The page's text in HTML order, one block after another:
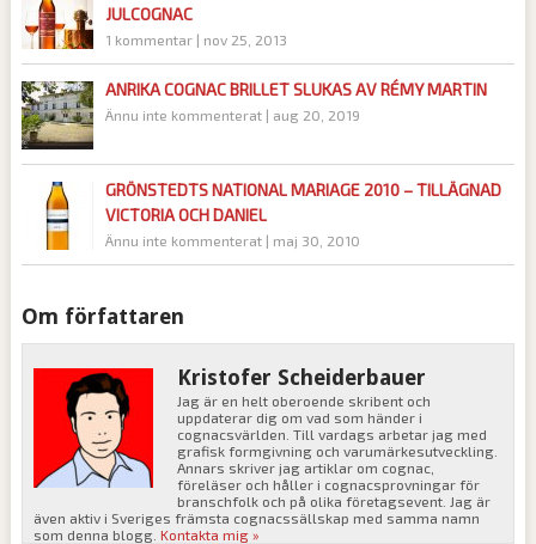
JULCOGNAC
1 kommentar| nov 25, 2013
ANRIKA COGNAC BRILLET SLUKAS AV RÉMY MARTIN
Ännu inte kommenterat| aug 20, 2019
GRÖNSTEDTS NATIONAL MARIAGE 2010 – TILLÄGNAD
VICTORIA OCH DANIEL
Ännu inte kommenterat| maj 30, 2010
Om författaren
Kristofer Scheiderbauer
Jag är en helt oberoende skribent och
uppdaterar dig om vad som händer i
cognacsvärlden. Till vardags arbetar jag med
grafisk formgivning och varumärkesutveckling.
Annars skriver jag artiklar om cognac,
föreläser och håller i cognacsprovningar för
branschfolk och på olika företagsevent. Jag är
även aktiv i Sveriges främsta cognacssällskap med samma namn
som denna blogg.Kontakta mig »